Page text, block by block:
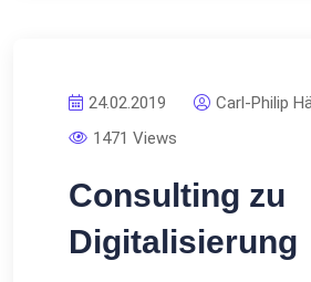
24.02.2019
Carl-Philip
1471 Views
Consulting zu
Digitalisierung